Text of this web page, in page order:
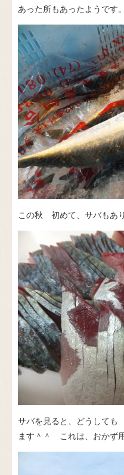
あった所もあったようです。
この秋 初めて、サバもあり
サバを見ると、どうして
ます＾＾ これは、おかず